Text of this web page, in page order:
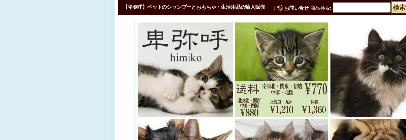
【卑弥呼】ペットのシャンプーとおもちゃ・生活用品の輸入販売 ｜ お問い合せ 商品検索: